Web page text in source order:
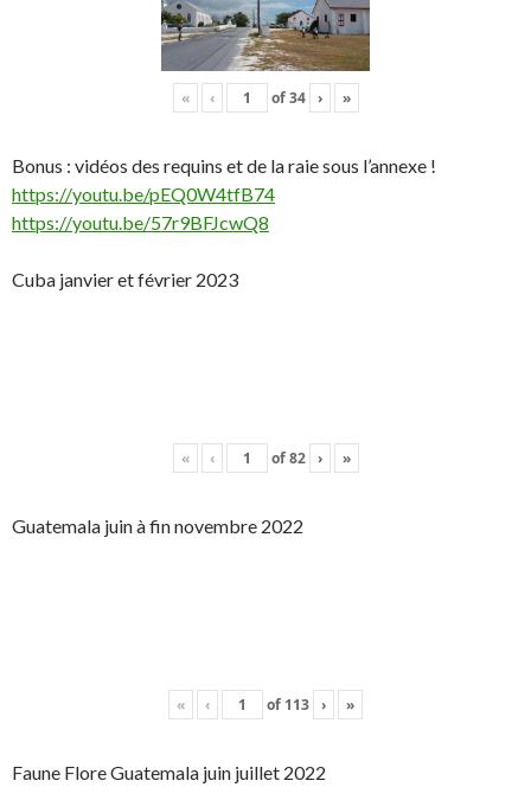
« ‹ of34 › »
Bonus : vidéos des requins et de la raie sous l’annexe !
https://youtu.be/pEQ0W4tfB74
https://youtu.be/57r9BFJcwQ8
Cuba janvier et février 2023
« ‹ of82 › »
Guatemala juin à fin novembre 2022
« ‹ of 113 › »
Faune Flore Guatemala juin juillet 2022